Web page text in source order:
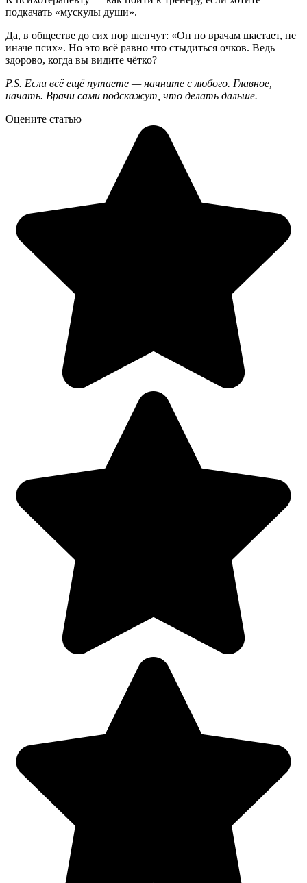
подкачать «мускулы души».
Да, в обществе до сих пор шепчут: «Он по врачам шастает, не
иначе псих». Но это всё равно что стыдиться очков. Ведь
здорово, когда вы видите чётко?
P.S. Если всё ещё путаете — начните с любого. Главное,
начать. Врачи сами подскажут, что делать дальше.
Оцените статью